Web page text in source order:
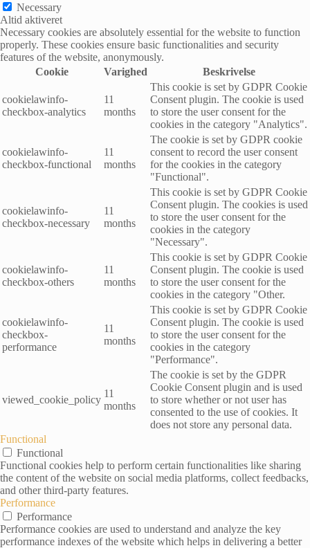
Necessary
Altid aktiveret
Necessary cookies are absolutely essential for the website to function
properly. These cookies ensure basic functionalities and security
features of the website, anonymously.
Cookie
Varighed Beskrivelse
cookielawinfo-
checkbox-analytics
11
months
This cookie is set by GDPR Cookie
Consent plugin. The cookie is used
to store the user consent for the
cookies in the category "Analytics".
cookielawinfo-
checkbox-functional
11
months
The cookie is set by GDPR cookie
consent to record the user consent
for the cookies in the category
"Functional".
cookielawinfo-
checkbox-necessary
11
months
This cookie is set by GDPR Cookie
Consent plugin. The cookies is used
to store the user consent for the
cookies in the category
"Necessary".
cookielawinfo-
checkbox-others
11
months
This cookie is set by GDPR Cookie
Consent plugin. The cookie is used
to store the user consent for the
cookies in the category "Other.
cookielawinfo-
checkbox-
performance
11
months
This cookie is set by GDPR Cookie
Consent plugin. The cookie is used
to store the user consent for the
cookies in the category
"Performance".
viewed_cookie_policy
11
months
The cookie is set by the GDPR
Cookie Consent plugin and is used
to store whether or not user has
consented to the use of cookies. It
does not store any personal data.
Functional
Functional
Functional cookies help to perform certain functionalities like sharing
the content of the website on social media platforms, collect feedbacks,
and other third-party features.
Performance
Performance
Performance cookies are used to understand and analyze the key
performance indexes of the website which helps in delivering a better